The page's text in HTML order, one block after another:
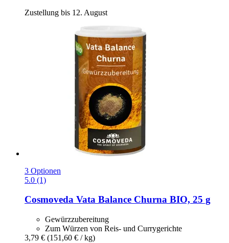
Zustellung bis 12. August
3 Optionen
5.0 (1)
Cosmoveda Vata Balance Churna BIO, 25 g
Gewürzzubereitung
Zum Würzen von Reis- und Currygerichte
3,79 € (151,60 € / kg)